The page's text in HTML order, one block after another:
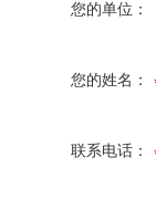
您的单位：
您的姓名：
联系电话：